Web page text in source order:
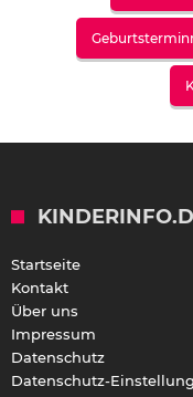
Startseite
Kontakt
Über uns
Impressum
Datenschutz
Datenschutz-